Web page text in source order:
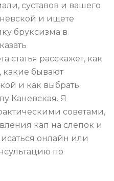
суставов и вашего
и ищете
бруксизма в
статья расскажет, как
какие бывают
и как выбрать
Каневская. Я
советами,
кап на слепок и
онлайн или
по